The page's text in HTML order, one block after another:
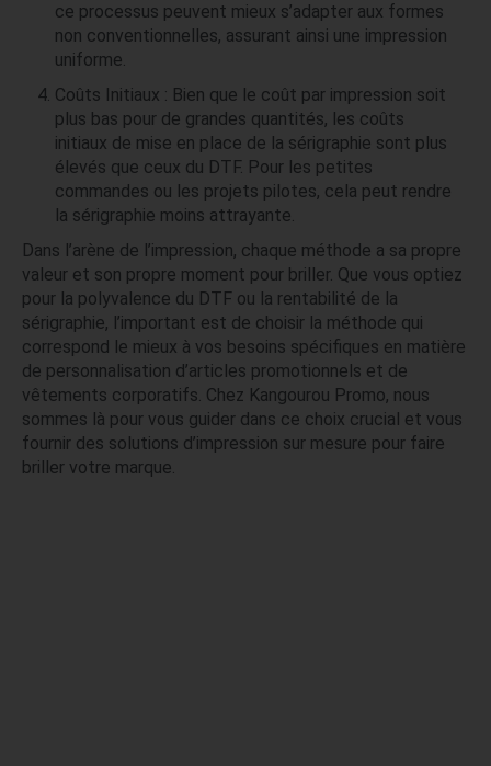
ce processus peuvent mieux s’adapter aux formes
non conventionnelles, assurant ainsi une impression
uniforme.
Coûts Initiaux : Bien que le coût par impression soit
plus bas pour de grandes quantités, les coûts
initiaux de mise en place de la sérigraphie sont plus
élevés que ceux du DTF. Pour les petites
commandes ou les projets pilotes, cela peut rendre
la sérigraphie moins attrayante.
Dans l’arène de l’impression, chaque méthode a sa propre
valeur et son propre moment pour briller. Que vous optiez
pour la polyvalence du DTF ou la rentabilité de la
sérigraphie, l’important est de choisir la méthode qui
correspond le mieux à vos besoins spécifiques en matière
de personnalisation d’articles promotionnels et de
vêtements corporatifs. Chez Kangourou Promo, nous
sommes là pour vous guider dans ce choix crucial et vous
fournir des solutions d’impression sur mesure pour faire
briller votre marque.